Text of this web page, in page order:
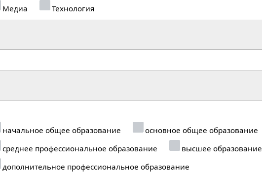
Медиа
Технология
начальное общее образование основное общее образование
среднее профессиональное образование
высшее образование
дополнительное профессиональное образование